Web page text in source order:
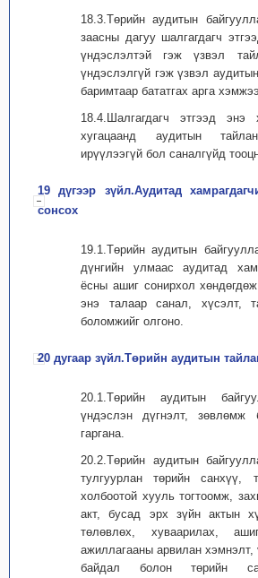
18.3.Төрийн аудитын
заасны дагуу шалгагдагч
үндэслэлтэй гэж үзвэл
үндэслэлгүй гэж үзвэл
баримтаар бататгах арга
18.4.Шалгагдагч этгээд энэ
хугацаанд аудитын
ирүүлээгүй бол саналгүйд
19 дүгээр зүйл.Аудитад
сонсох
19.1.Төрийн аудитын
дүнгийн улмаас аудитад
ёсны ашиг сонирхол
энэ талаар санал, хүсэлт,
боломжийг олгоно.
20 дугаар зүйл.Төрийн аудитын
20.1.Төрийн аудитын
үндэслэн дүгнэлт, зөвлөмж
гаргана.
20.2.Төрийн аудитын
тулгуурлан төрийн санхүү,
холбоотой хууль тогтоомж,
акт, бусад эрх зүйн актын
төлөвлөх, хуваарилах,
ажиллагааны арвилан хэмнэлт,
байдал болон төрийн